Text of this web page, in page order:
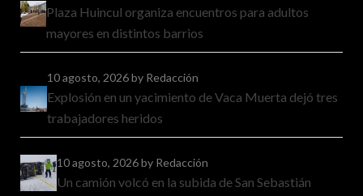
Plaza Huincul organiza encuentros para adultos
mayores en distintos barrios
10 agosto, 2026by Redacción
Explosión en un yacimiento de Vaca Muerta dejó tres
trabajadores heridos
10 agosto, 2026by Redacción
Un camión volcó en la subida de San Sebastián